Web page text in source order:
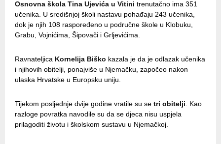
Osnovna škola Tina Ujevića u Vitini trenutačno ima 351
učenika. U središnjoj školi nastavu pohađaju 243 učenika,
dok je njih 108 raspoređeno u područne škole u Klobuku,
Grabu, Vojnićima, Šipovači i Grljevićima.
Ravnateljica Kornelija Biško kazala je da je odlazak učenika
i njihovih obitelji, ponajviše u Njemačku, započeo nakon
ulaska Hrvatske u Europsku uniju.
Tijekom posljednje dvije godine vratile su se tri obitelji . Kao
razloge povratka navodile su da se djeca nisu uspjela
prilagoditi životu i školskom sustavu u Njemačkoj.